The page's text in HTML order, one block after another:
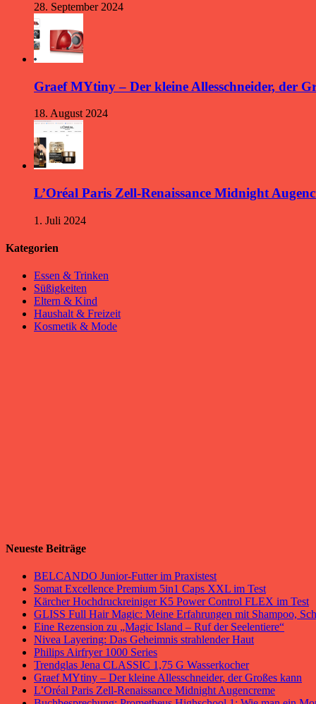
28. September 2024
Graef MYtiny – Der kleine Allesschneider, der
18. August 2024
L’Oréal Paris Zell-Renaissance Midnight
1. Juli 2024
Kategorien
Essen & Trinken
Süßigkeiten
Eltern & Kind
Haushalt & Freizeit
Kosmetik & Mode
Neueste Beiträge
BELCANDO Junior-Futter im Praxistest
Somat Excellence Premium 5in1 Caps XXL im Test
Kärcher Hochdruckreiniger K5 Power Control FLEX im Test
GLISS Full Hair Magic: Meine Erfahrungen mit Shampoo,
Eine Rezension zu „Magic Island – Ruf der Seelentiere“
Nivea Layering: Das Geheimnis strahlender Haut
Philips Airfryer 1000 Series
Trendglas Jena CLASSIC 1,75 G Wasserkocher
Graef MYtiny – Der kleine Allesschneider, der Großes kann
L’Oréal Paris Zell-Renaissance Midnight Augencreme